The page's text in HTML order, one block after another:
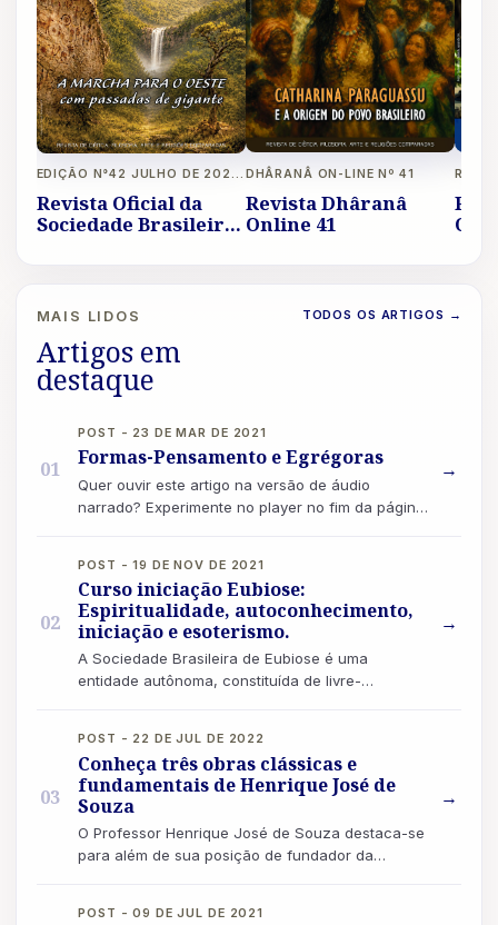
EDIÇÃO N°42 JULHO DE 2026 A OUTUBRO DE 2026 REVISTA LIVRE
Revista Oficial da
Sociedade Brasileira
DHÂRANÂ ON-LINE Nº 41
Revista Dhâranâ
Online 41
MAIS LIDOS
Artigos em
destaque
TODOS OS ARTIGOS →
01
POST - 23 DE MAR DE 2021
Formas-Pensamento e Egrégoras
Quer ouvir este artigo na versão de áudio
narrado? Experimente no player no fim da página!
→
02
POST - 19 DE NOV DE 2021
Curso iniciação Eubiose:
Espiritualidade, autoconhecimento,
iniciação e esoterismo.
A Sociedade Brasileira de Eubiose é uma
entidade autônoma, constituída de livre-
→
03
POST - 22 DE JUL DE 2022
Conheça três obras clássicas e
fundamentais de Henrique José de
Souza
O Professor Henrique José de Souza destaca-se
para além de sua posição de fundador da
→
POST - 09 DE JUL DE 2021